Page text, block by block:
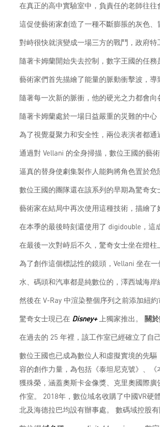
在真正的高中實驗室中，負責任的老師往
這促使藝術家創造了一種不斷膨脹的灰色
對峙很快就演變成一場三方的戰鬥，政府特
隨著卡姆蘭開始失去控制，數字王國的任務
藝術家們首先描繪了能量的脈動衝擊波，導
隨著每一次新的脈衝，他的硬光之力都會
隨著卡姆蘭處於一場日益嚴重的災難的中心
為了視覺凝聚力和安全性，兩位表演者都通
通過對 Vellani 的全身掃描，數位王國的藝
逼真的替身使劇集製作人能夠將角色置於
數位王國的團隊還在該系列的早期為驚奇
藝術家在結局中再次使用這種技術，描繪
在本季的最後時刻還使用了 digidouble，這
在最後一次對峙后不久，驚奇女士坐在燈柱
為了創作這個標誌性的鏡頭，Vellani 坐在
水、碼頭和汽車都是純數位的，澤西城海岸
然後在 V-Ray 中渲染整個序列之前添加紐約
驚奇女士現已在 Disney+上獨家推出。 關
在過去的 25 年裡，該工作室已經確立了自
數位王國也已成為數位人和虛擬實境的先
容的創作力量，為包括《泰坦尼克號》、
獲殊榮，涵蓋奧斯卡金像獎、克里奧國際
作室。 2018年，數位域名收購了中國VR
北及海德拉巴均設有辦事處。 數碼域控股